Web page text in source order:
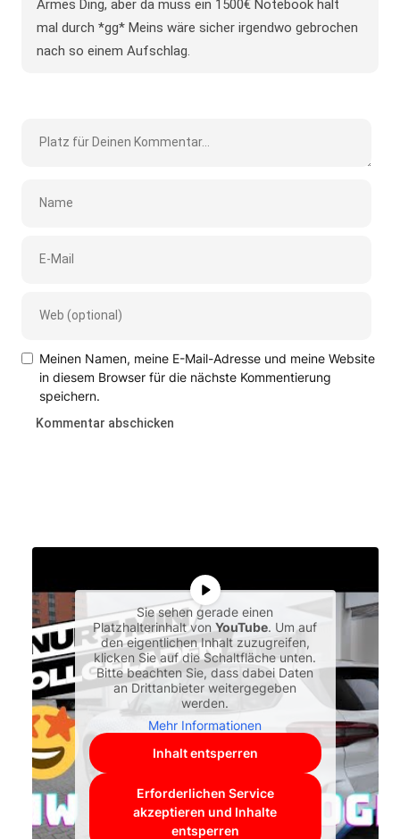
Armes Ding, aber da muss ein 1500€ Notebook halt
mal durch *gg* Meins wäre sicher irgendwo gebrochen
nach so einem Aufschlag.
Meinen Namen, meine E-Mail-Adresse und meine Website
in diesem Browser für die nächste Kommentierung
speichern.
Sie sehen gerade einen
Platzhalterinhalt vonYouTube. Um auf
den eigentlichen Inhalt zuzugreifen,
klicken Sie auf die Schaltfläche unten.
Bitte beachten Sie, dass dabei Daten
an Drittanbieter weitergegeben
werden.
Mehr Informationen
Inhalt entsperren
Erforderlichen Service
akzeptieren und Inhalte
entsperren